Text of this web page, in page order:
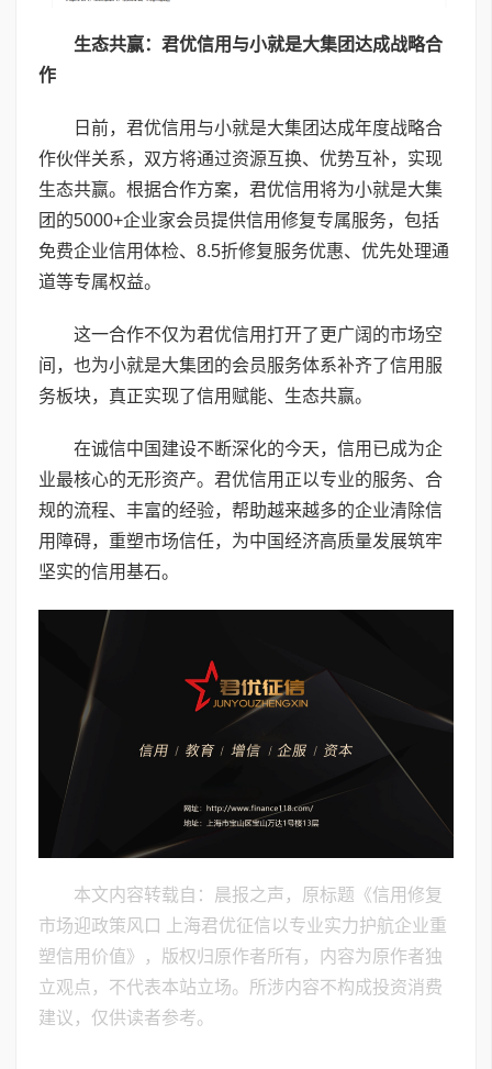
生态共赢：君优信用与小就是大集团达成战略合
作
日前，君优信用与小就是大集团达成年度战略合
作伙伴关系，双方将通过资源互换、优势互补，实现
生态共赢。根据合作方案，君优信用将为小就是大集
团的5000+企业家会员提供信用修复专属服务，包括
免费企业信用体检、8.5折修复服务优惠、优先处理通
道等专属权益。
这一合作不仅为君优信用打开了更广阔的市场空
间，也为小就是大集团的会员服务体系补齐了信用服
务板块，真正实现了信用赋能、生态共赢。
在诚信中国建设不断深化的今天，信用已成为企
业最核心的无形资产。君优信用正以专业的服务、合
规的流程、丰富的经验，帮助越来越多的企业清除信
用障碍，重塑市场信任，为中国经济高质量发展筑牢
坚实的信用基石。
本文内容转载自：晨报之声，原标题《信用修复
市场迎政策风口 上海君优征信以专业实力护航企业重
塑信用价值》，版权归原作者所有，内容为原作者独
立观点，不代表本站立场。所涉内容不构成投资消费
建议，仅供读者参考。